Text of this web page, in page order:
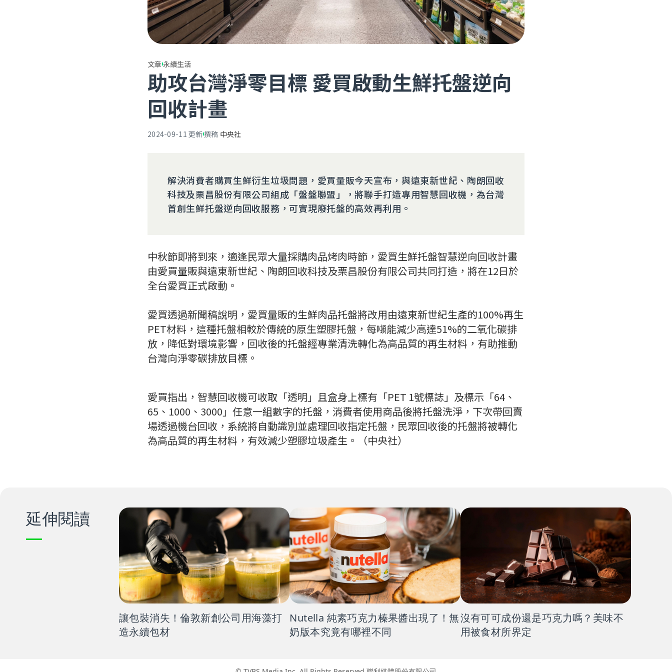
文章永續生活
助攻台灣淨零目標 愛買啟動生鮮托盤逆向
回收計畫
2024-09-11 更新撰稿 中央社
解決消費者購買生鮮衍生垃圾問題，愛買量販今天宣布，與遠東新世紀、陶朗回收
科技及栗昌股份有限公司組成「盤盤聯盟」，將聯手打造專用智慧回收機，為台灣
首創生鮮托盤逆向回收服務，可實現廢托盤的高效再利用。
中秋節即將到來，適逢民眾大量採購肉品烤肉時節，愛買生鮮托盤智慧逆向回收計畫
由愛買量販與遠東新世紀、陶朗回收科技及栗昌股份有限公司共同打造，將在12日於
全台愛買正式啟動。
愛買透過新聞稿說明，愛買量販的生鮮肉品托盤將改用由遠東新世紀生產的100%再生
PET材料，這種托盤相較於傳統的原生塑膠托盤，每噸能減少高達51%的二氧化碳排
放，降低對環境影響，回收後的托盤經專業清洗轉化為高品質的再生材料，有助推動
台灣向淨零碳排放目標。
愛買指出，智慧回收機可收取「透明」且盒身上標有「PET 1號標誌」及標示「64、
65、1000、3000」任意一組數字的托盤，消費者使用商品後將托盤洗淨，下次帶回賣
場透過機台回收，系統將自動識別並處理回收指定托盤，民眾回收後的托盤將被轉化
為高品質的再生材料，有效減少塑膠垃圾產生。（中央社）
延伸閱讀
讓包裝消失！倫敦新創公司用海藻打
造永續包材
Nutella 純素巧克力榛果醬出現了！無
奶版本究竟有哪裡不同
沒有可可成份還是巧克力嗎？美味不
用被食材所界定